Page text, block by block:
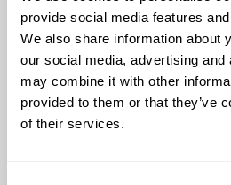
provide social media features
We also share information about
our social media, advertising
may combine it with other
provided to them or that they’ve
of their services.